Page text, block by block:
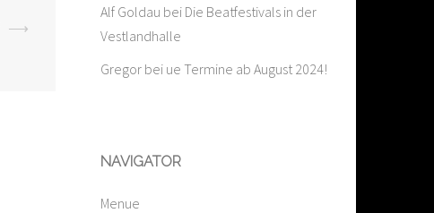
⟶
Alf Goldau bei Die Beatfestivals in der
Vestlandhalle
Gregor bei ue Termine ab August 2024!
NAVIGATOR
Menue